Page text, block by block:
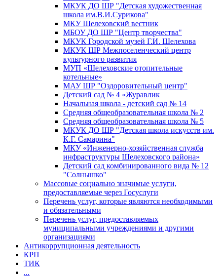
МКУК ДО ШР "Детская художественная
школа им.В.И.Сурикова"
МКУ Шелеховский вестник
МБОУ ДО ШР "Центр творчества"
МКУК Городской музей Г.И. Шелехова
МКУК ШР Межпоселенческий центр
культурного развития
МУП «Шелеховские отопительные
котельные»
МАУ ШР "Оздоровительный центр"
Детский сад № 4 «Журавлик
Начальная школа - детский сад № 14
Средняя общеобразовательная школа № 2
Средняя общеобразовательная школа № 5
МКУК ДО ШР "Детская школа искусств им.
К.Г. Самарина"
МКУ «Инженерно-хозяйственная служба
инфраструктуры Шелеховского района»
Детский сад комбинированного вида № 12
"Солнышко"
Массовые социально значимые услуги,
предоставляемые через Госуслуги
Перечень услуг, которые являются необходимыми
и обязательными
Перечень услуг, предоставляемых
муниципальными учреждениями и другими
организациями
Антикоррупционная деятельность
КРП
ТИК
...